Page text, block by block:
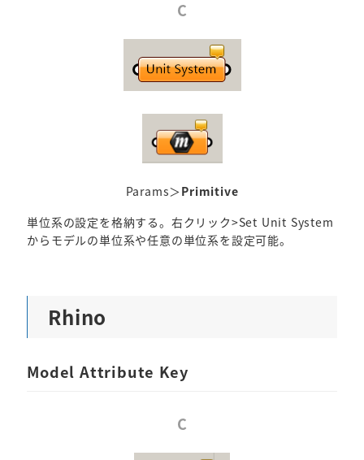
C
Params＞Primitive
単位系の設定を格納する。右クリック>Set Unit System
からモデルの単位系や任意の単位系を設定可能。
Rhino
Model Attribute Key
C